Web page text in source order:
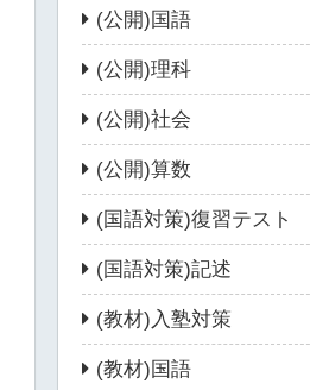
(公開)国語
(公開)理科
(公開)社会
(公開)算数
(国語対策)復習テスト
(国語対策)記述
(教材)入塾対策
(教材)国語